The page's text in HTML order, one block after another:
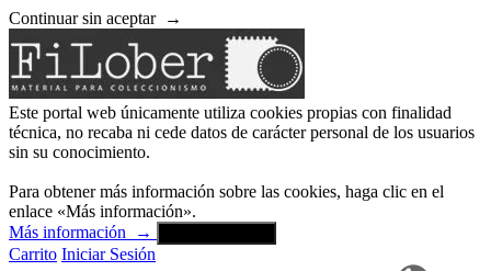
Continuar sin aceptar →
Este portal web únicamente utiliza cookies propias con finalidad
técnica, no recaba ni cede datos de carácter personal de los usuarios
sin su conocimiento.
Para obtener más información sobre las cookies, haga clic en el
enlace «Más información».
Más información
→
Carrito Iniciar Sesión